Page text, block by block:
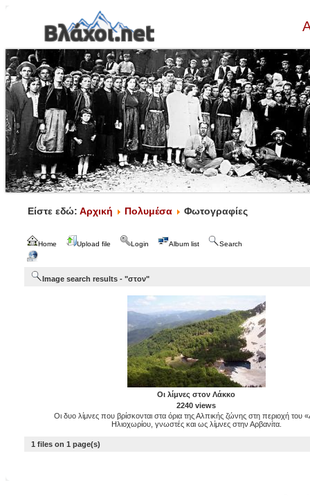
Είστε εδώ: Αρχική Πολυμέσα Φωτογραφίες
Home Upload file Login Album list Search
Image search results - "στον"
Οι λίμνες στον Λάκκο
2240 views
Οι δυο λίμνες που βρίσκονται στα όρια της Αλπικής ζώνης στη περιοχή του
Ηλιοχωρίου, γνωστές και ως λίμνες στην Αρβανίτα.
1 files on 1 page(s)